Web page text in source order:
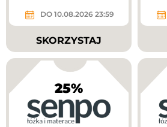
DO 10.08.2026 23:59
SKORZYSTAJ
25%